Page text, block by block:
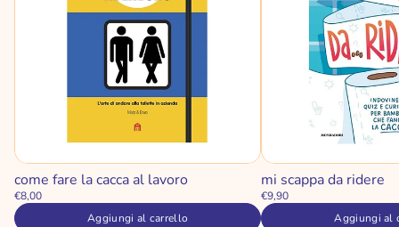
come fare la cacca al lavoro
€8,00
Aggiungi al carrello
mi scappa da ridere
€9,90
Aggiungi al